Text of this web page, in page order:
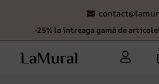
-25% la întreaga gamă de